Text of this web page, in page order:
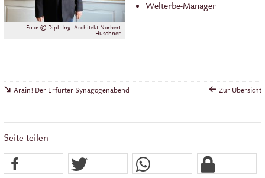
Foto: © Dipl. Ing. Architekt Norbert
Huschner
Welterbe-Manager
Arain! Der Erfurter Synagogenabend Zur Übersicht
Seite teilen